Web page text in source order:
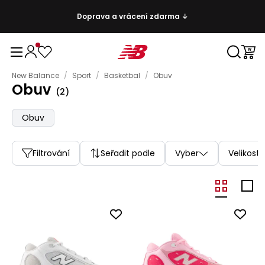
Doprava a vrácení zdarma ↓
New Balance / Sport / Basketbal / Obuv
Obuv (2)
Obuv
Filtrování Seřadit podle Vyber Velikost